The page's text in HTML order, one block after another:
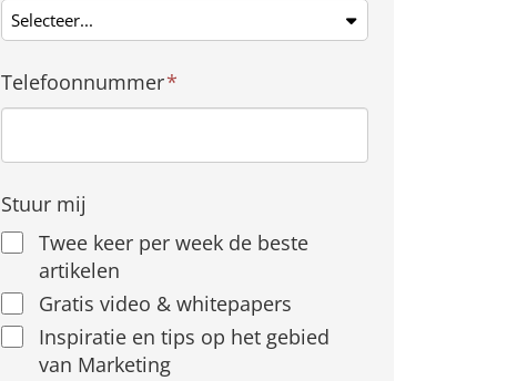
Selecteer...
Telefoonnummer*
Stuur mij
Twee keer per week de beste
artikelen
Gratis video & whitepapers
Inspiratie en tips op het gebied
van Marketing